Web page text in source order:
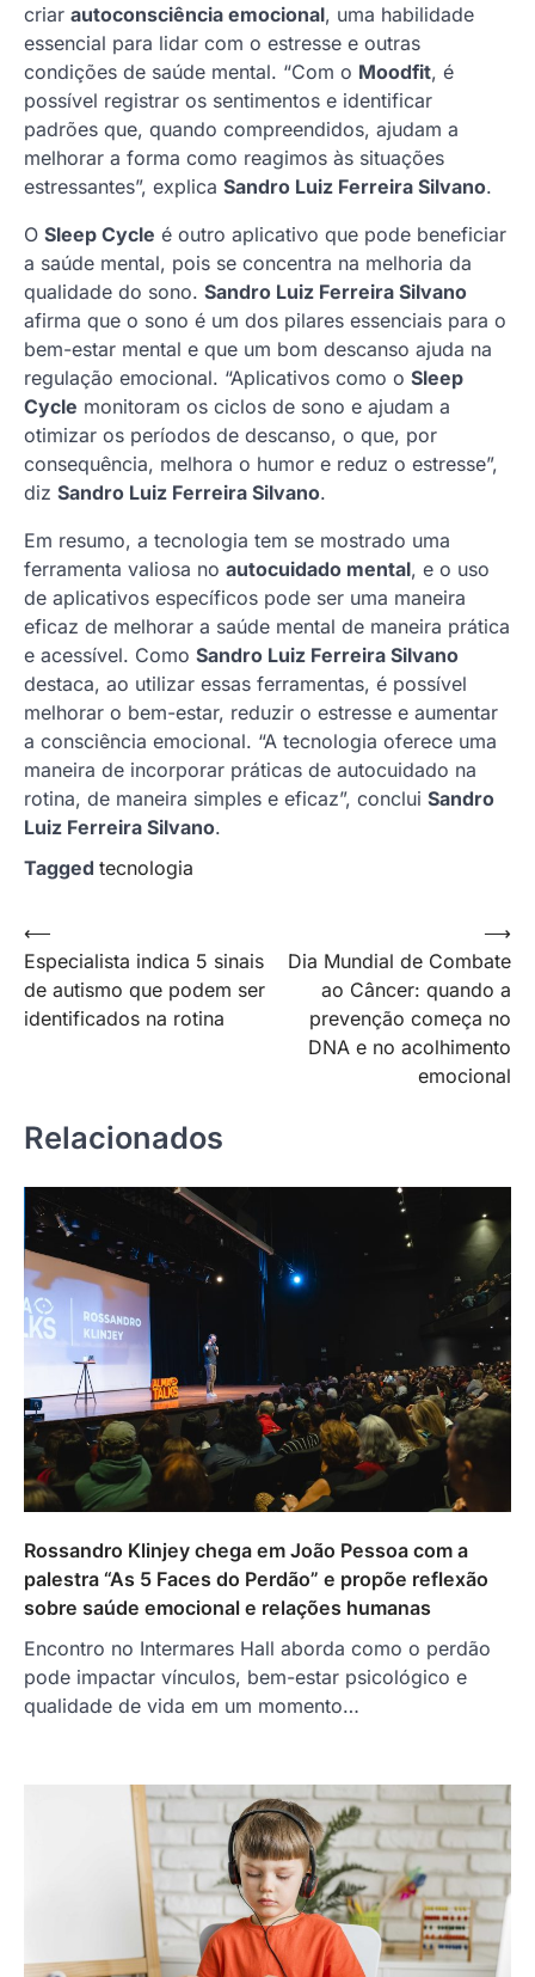
criar autoconsciência emocional, uma habilidade
essencial para lidar com o estresse e outras
condições de saúde mental. “Com o Moodfit, é
possível registrar os sentimentos e identificar
padrões que, quando compreendidos, ajudam a
melhorar a forma como reagimos às situações
estressantes”, explica Sandro Luiz Ferreira Silvano.
O Sleep Cycle é outro aplicativo que pode beneficiar
a saúde mental, pois se concentra na melhoria da
qualidade do sono. Sandro Luiz Ferreira Silvano
afirma que o sono é um dos pilares essenciais para o
bem-estar mental e que um bom descanso ajuda na
regulação emocional. “Aplicativos como o Sleep
Cycle monitoram os ciclos de sono e ajudam a
otimizar os períodos de descanso, o que, por
consequência, melhora o humor e reduz o estresse”,
diz Sandro Luiz Ferreira Silvano.
Em resumo, a tecnologia tem se mostrado uma
ferramenta valiosa no autocuidado mental, e o uso
de aplicativos específicos pode ser uma maneira
eficaz de melhorar a saúde mental de maneira prática
e acessível. Como Sandro Luiz Ferreira Silvano
destaca, ao utilizar essas ferramentas, é possível
melhorar o bem-estar, reduzir o estresse e aumentar
a consciência emocional. “A tecnologia oferece uma
maneira de incorporar práticas de autocuidado na
rotina, de maneira simples e eficaz”, conclui Sandro
Luiz Ferreira Silvano.
Tagged tecnologia
Navegação
de
Post
⟵
Especialista indica 5 sinais
de autismo que podem ser
identificados na rotina
Dia Mundial de Combate
ao Câncer: quando a
prevenção começa no
DNA e no acolhimento
emocional
⟶
Relacionados
Rossandro Klinjey chega em João Pessoa com a
palestra “As 5 Faces do Perdão” e propõe reflexão
sobre saúde emocional e relações humanas
Encontro no Intermares Hall aborda como o perdão
pode impactar vínculos, bem-estar psicológico e
qualidade de vida em um momento…